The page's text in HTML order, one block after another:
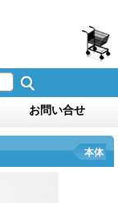
お問い合せ
本体